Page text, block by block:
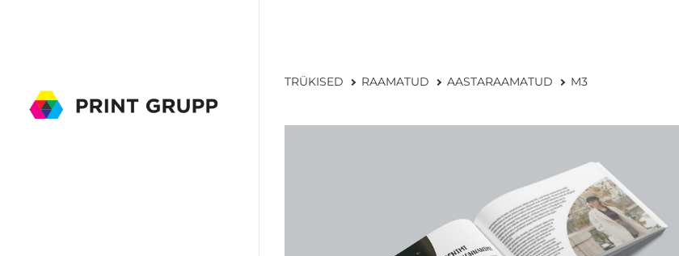
TRÜKISED RAAMATUD AASTARAAMATUD M3